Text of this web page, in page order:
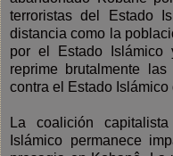
terroristas del Estado
distancia como la
por el Estado
reprime brutalmente
contra el Estado
La coalición
Islámico permanece